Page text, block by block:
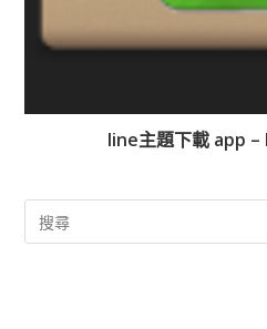
line主題下載 app –